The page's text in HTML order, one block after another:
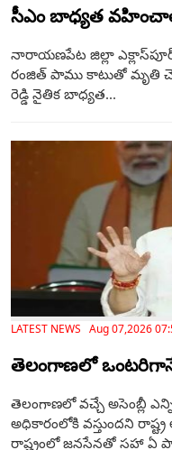
సీఎం బాధ్యత
నారాయణపేట జిల్లా ఎక్లాస్‌పూర్
రంజిత్ పాము కాటుతో మృతి
రెడ్డి నైతిక బాధ్యత...
LATEST NEWS Aug 07,2026
తెలంగాణ‌లో
తెలంగాణలో వచ్చే అసెంబ్లీ
అధికారంలోకి వస్తుందని రాష్ట్ర
రాష్ట్రంలో జనసేనతో సహా ఏ